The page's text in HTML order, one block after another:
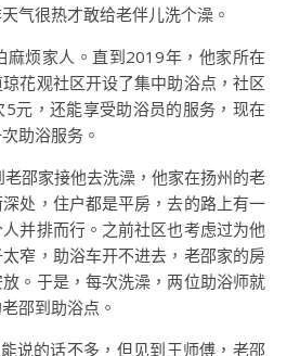
气很热才敢给老伴儿洗个澡。
麻烦家人。直到2019年，他家所在
花观社区开设了集中助浴点，社区
元，还能享受助浴员的服务，现在
助浴服务。
邵家接他去洗澡，他家在扬州的老
处，住户都是平房，去的路上有一
并排而行。之前社区也考虑过为他
窄，助浴车开不进去，老邵家的房
。于是，每次洗澡，两位助浴师就
邵到助浴点。
说的话不多，但见到王师傅，老邵